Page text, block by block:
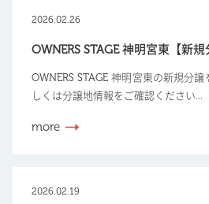
2026.02.26
OWNERS STAGE 神明宮東【新規
OWNERS STAGE 神明宮東の新規分
しくは分譲地情報をご確認ください...
more
2026.02.19